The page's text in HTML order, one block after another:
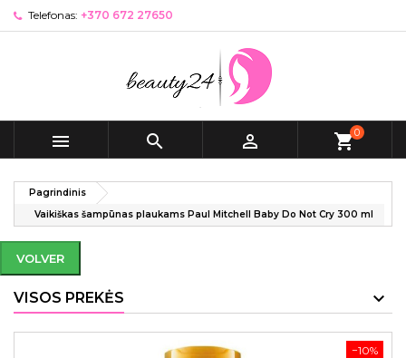
Telefonas: +370 672 27650
   shopping_cart0
Pagrindinis
Vaikiškas šampūnas plaukams Paul Mitchell Baby Do Not Cry 300 ml
VOLVER
VISOS PREKĖS
−10%